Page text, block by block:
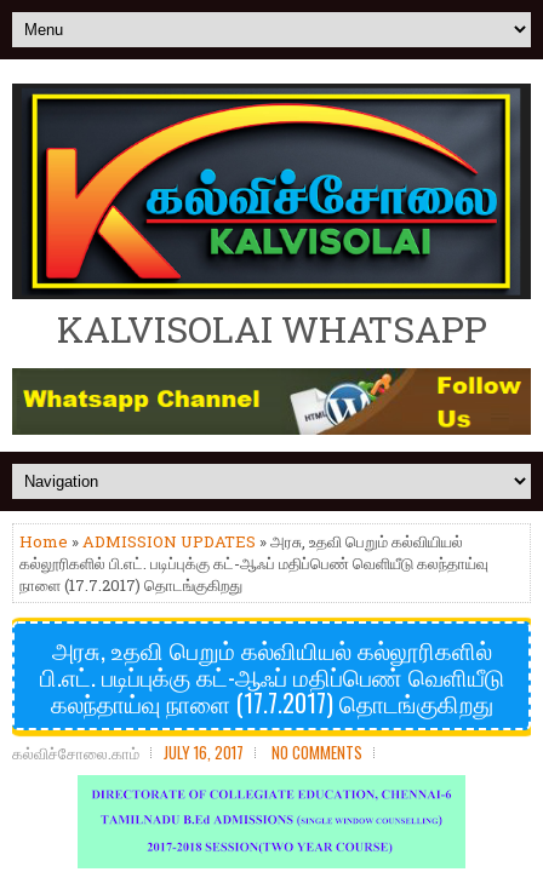
KALVISOLAI WHATSAPP
Home »ADMISSION UPDATES » அரசு, உதவி பெறும் கல்வியியல்
கல்லூரிகளில் பி.எட். படிப்புக்கு கட்-ஆஃப் மதிப்பெண் வெளியீடு கலந்தாய்வு
நாளை (17.7.2017) தொடங்குகிறது
அரசு, உதவி பெறும் கல்வியியல் கல்லூரிகளில்
பி.எட். படிப்புக்கு கட்-ஆஃப் மதிப்பெண் வெளியீடு
கலந்தாய்வு நாளை (17.7.2017) தொடங்குகிறது
கல்விச்சோலை.காம் JULY 16, 2017 NO COMMENTS